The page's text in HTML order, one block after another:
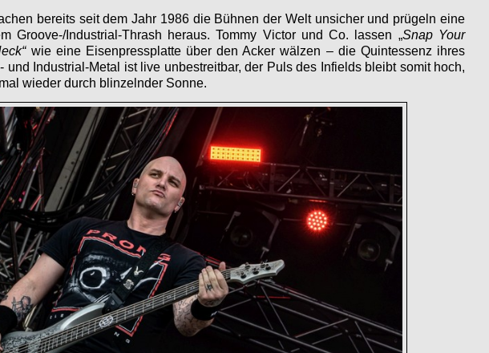
bereits seit dem Jahr 1986 die Bühnen der Welt unsicher und prügeln eine
Groove-/Industrial-Thrash heraus. Tommy Victor und Co. lassen „Snap Your
wie eine Eisenpressplatte über den Acker wälzen – die Quintessenz ihres
und Industrial-Metal ist live unbestreitbar, der Puls des Infields bleibt somit hoch,
wieder durch blinzelnder Sonne.